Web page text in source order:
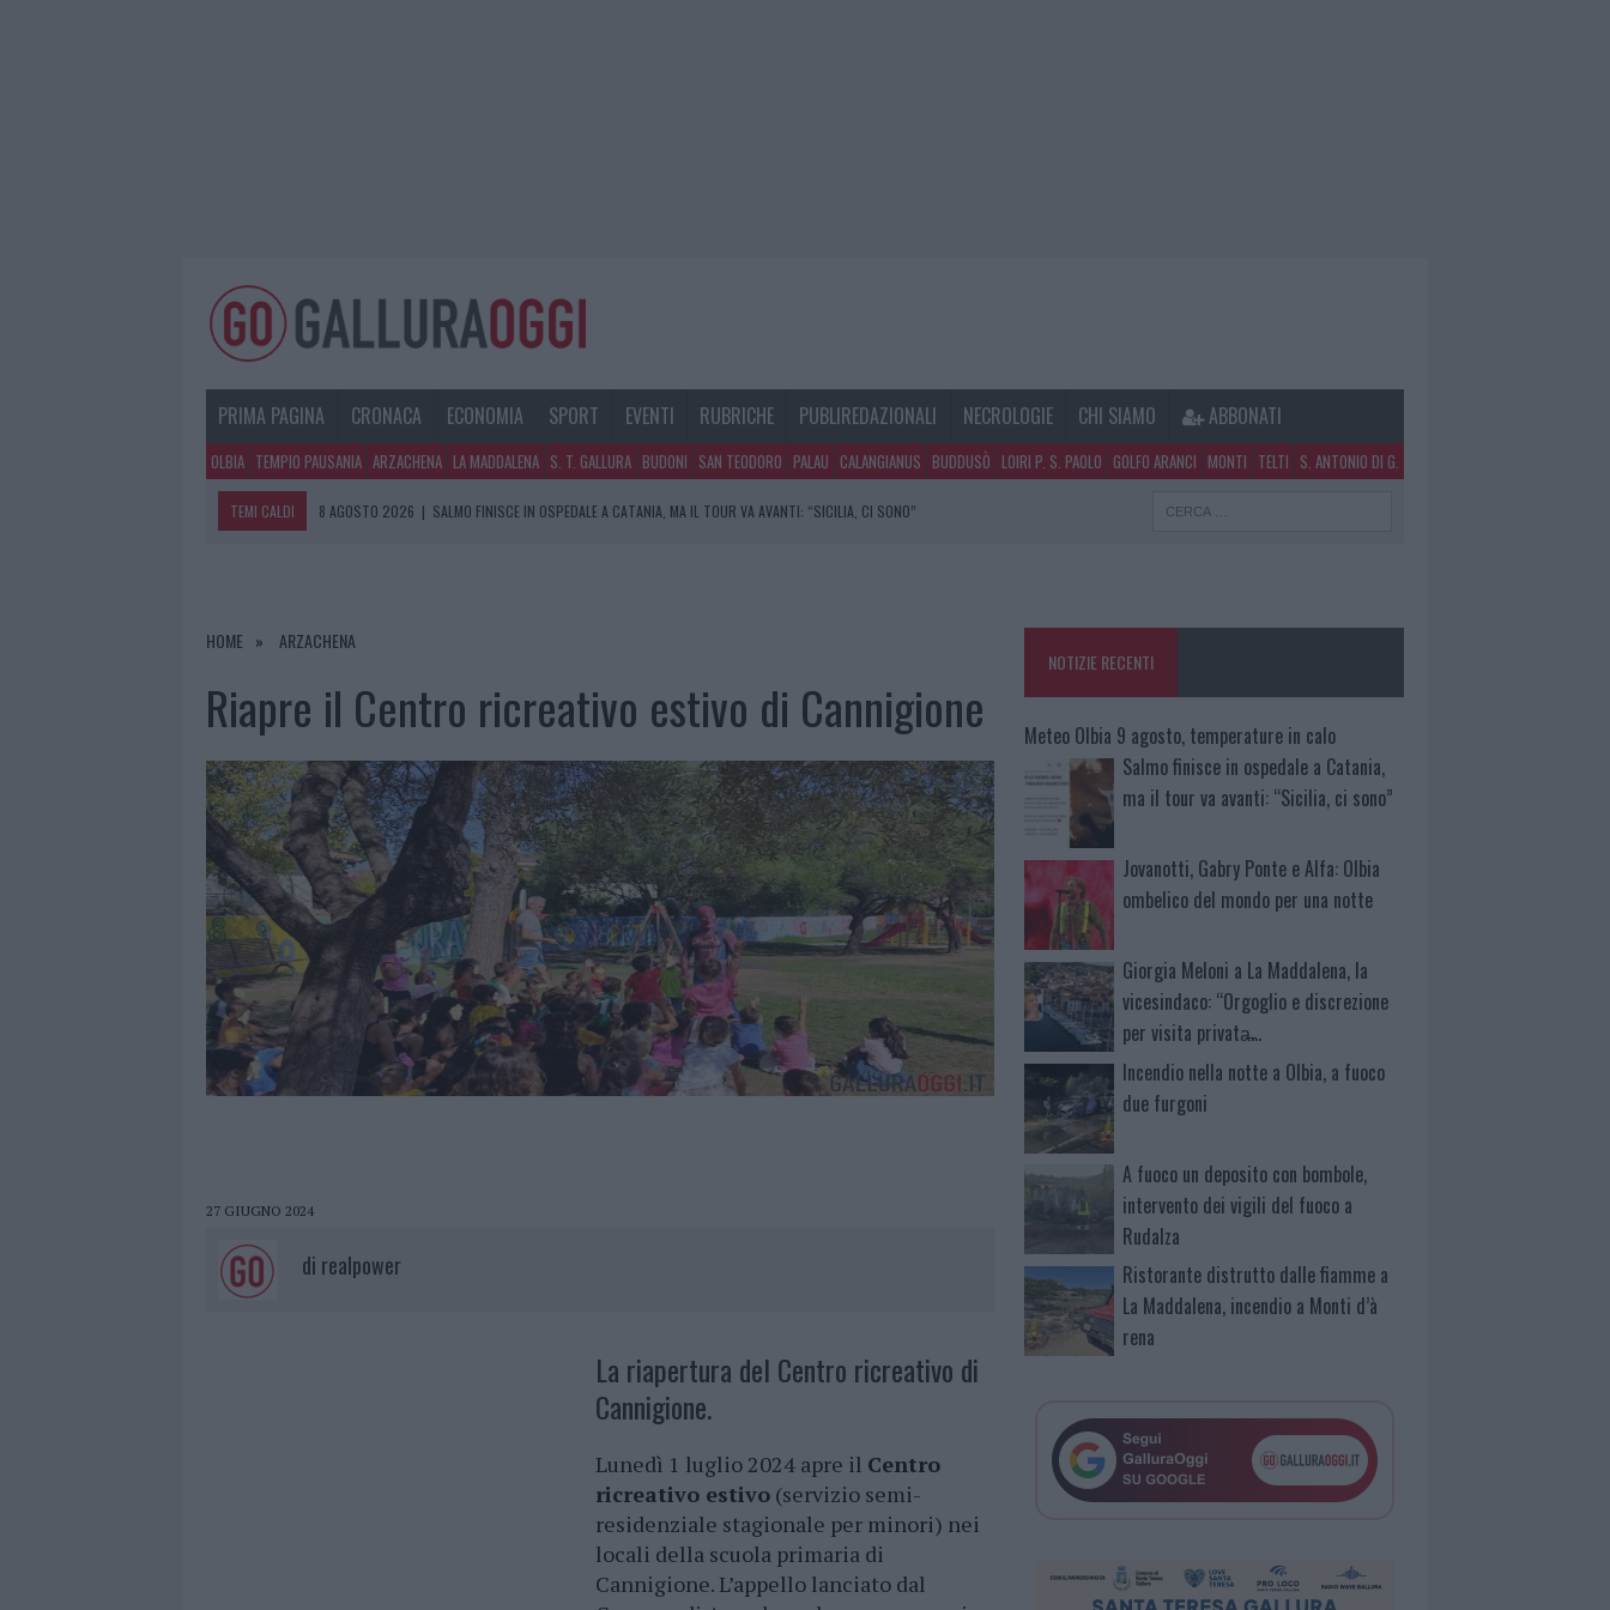
PRIMA PAGINA CRONACA ECONOMIA SPORT EVENTI RUBRICHE PUBLIREDAZIONALI NECROLOGIE CHI SIAMO ABBONATI
OLBIA TEMPIO PAUSANIA ARZACHENA LA MADDALENA S. T. GALLURA BUDONI SAN TEODORO PALAU CALANGIANUS BUDDUSÒ LOIRI P. S. PAOLO GOLFO ARANCI MONTI TELTI S. ANTONIO DI G.
TEMI CALDI 8 AGOSTO 2026 | SALMO FINISCE IN OSPEDALE A CATANIA, MA IL TOUR VA AVANTI: “SICILIA, CI SONO”
8 AGOSTO 2026 | INCENDIO NELLA NOTTE A OLBIA, A FUOCO DUE FURGONI
HOME ARZACHENA
Riapre il Centro ricreativo estivo di Cannigione
27 GIUGNO 2024
di realpower
La riapertura del Centro ricreativo di
Cannigione.
Lunedì 1 luglio 2024 apre il Centro
ricreativo estivo (servizio semi-
residenziale stagionale per minori) nei
locali della scuola primaria di
Cannigione. L’appello lanciato dal
NOTIZIE RECENTI
Meteo Olbia 9 agosto, temperature in calo
Salmo finisce in ospedale a Catania,
ma il tour va avanti: “Sicilia, ci sono”
Jovanotti, Gabry Ponte e Alfa: Olbia
ombelico del mondo per una notte
Giorgia Meloni a La Maddalena, la
vicesindaco: “Orgoglio e discrezione
per visita privata̶…
Incendio nella notte a Olbia, a fuoco
due furgoni
A fuoco un deposito con bombole,
intervento dei vigili del fuoco a
Rudalza
Ristorante distrutto dalle fiamme a
La Maddalena, incendio a Monti d’à
rena